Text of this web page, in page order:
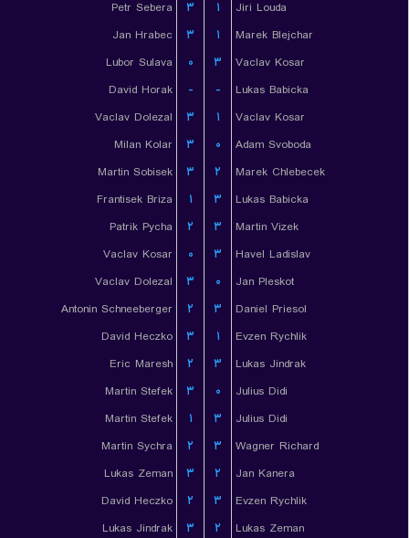
Petr Sebera ۳ ۱
Jiri Louda
Jan Hrabec
۳ ۱
Marek Blejchar
Lubor Sulava
۰ ۳
Vaclav Kosar
David Horak
- -
Lukas Babicka
Vaclav Dolezal
۳ ۱
Vaclav Kosar
Milan Kolar
۳ ۰
Adam Svoboda
Martin Sobisek
۳ ۲
Marek Chlebecek
Frantisek Briza
۱ ۳
Lukas Babicka
Patrik Pycha
۲ ۳
Martin Vizek
Vaclav Kosar
۰ ۳
Havel Ladislav
Vaclav Dolezal
۳ ۰
Jan Pleskot
Antonin Schneeberger
۲ ۳
Daniel Priesol
David Heczko
۳ ۱
Evzen Rychlik
Eric Maresh
۲ ۳
Lukas Jindrak
Martin Stefek
۳ ۰
Julius Didi
Martin Stefek
۱ ۳
Julius Didi
Martin Sychra
۲ ۳
Wagner Richard
Lukas Zeman
۳ ۲
Jan Kanera
David Heczko
۲ ۳
Evzen Rychlik
Lukas Jindrak
۳ ۲
Lukas Zeman